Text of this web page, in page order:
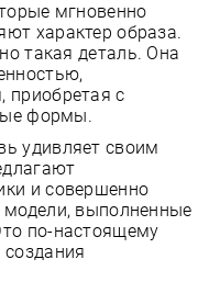
мгновенно
характер образа.
такая деталь. Она
приобретая с
формы.
удивляет своим
и совершенно
модели, выполненные
по-настоящему